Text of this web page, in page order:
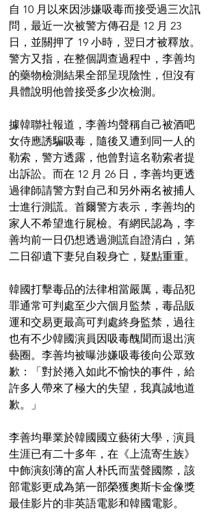
自 10 月以來因涉嫌吸毒而接受過三次訊
問，最近一次被警方傳召是 12 月 23
日，並關押了 19 小時，翌日才被釋放。
警方又指，在整個調查過程中，李善均
的藥物檢測結果全部呈現陰性，但沒有
具體說明他曾接受多少次檢測。
據韓聯社報道，李善均聲稱自己被酒吧
女侍應誘騙吸毒，隨後又遭到同一人的
勒索，警方透露，他曾對這名勒索者提
出訴訟。而在 12 月 26 日，李善均更透
過律師請警方對自己和另外兩名被捕人
士進行測謊。首爾警方表示，李善均的
家人不希望進行屍檢。有網民認為，李
善均前一日仍想透過測謊自證清白，第
二日卻遺下妻兒自殺身亡，疑點重重。
韓國打擊毒品的法律相當嚴厲，毒品犯
罪通常可判處至少六個月監禁，毒品販
運和交易更最高可判處終身監禁，過往
也有不少韓國演員因吸毒醜聞而退出演
藝圈。李善均被曝涉嫌吸毒後向公眾致
歉：「對於捲入如此不愉快的事件，給
許多人帶來了極大的失望，我真誠地道
歉。」
李善均畢業於韓國國立藝術大學，演員
生涯已有二十多年，在《上流寄生族》
中飾演刻薄的富人朴氏而蜚聲國際，該
部電影更成為第一部榮獲奧斯卡金像獎
最佳影片的非英語電影和韓國電影。